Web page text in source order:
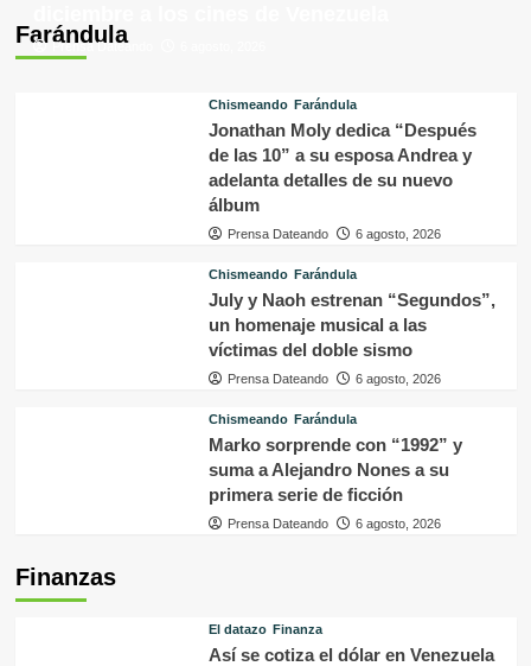
Farándula
Prensa Dateando
Chismeando Farándula
Jonathan Moly dedica “Después
de las 10” a su esposa Andrea y
adelanta detalles de su nuevo
álbum
Prensa Dateando 6 agosto, 2026
Chismeando Farándula
July y Naoh estrenan “Segundos”,
un homenaje musical a las
víctimas del doble sismo
Prensa Dateando 6 agosto, 2026
Chismeando Farándula
Marko sorprende con “1992” y
suma a Alejandro Nones a su
primera serie de ficción
Prensa Dateando 6 agosto, 2026
Finanzas
El datazo Finanza
Así se cotiza el dólar en Venezuela